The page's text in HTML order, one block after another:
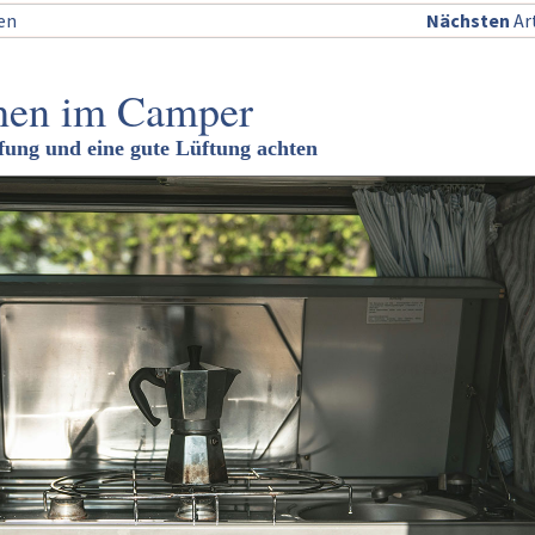
Nächsten
im Camper
und eine gute Lüftung achten